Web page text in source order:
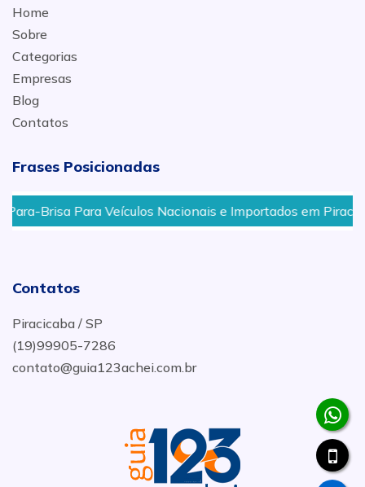
Home
Sobre
Categorias
Empresas
Blog
Contatos
Frases Posicionadas
Brisa Para Veículos Nacionais e Importados em Piracicaba
Contatos
Piracicaba / SP
(19)99905-7286
contato@guia123achei.com.br